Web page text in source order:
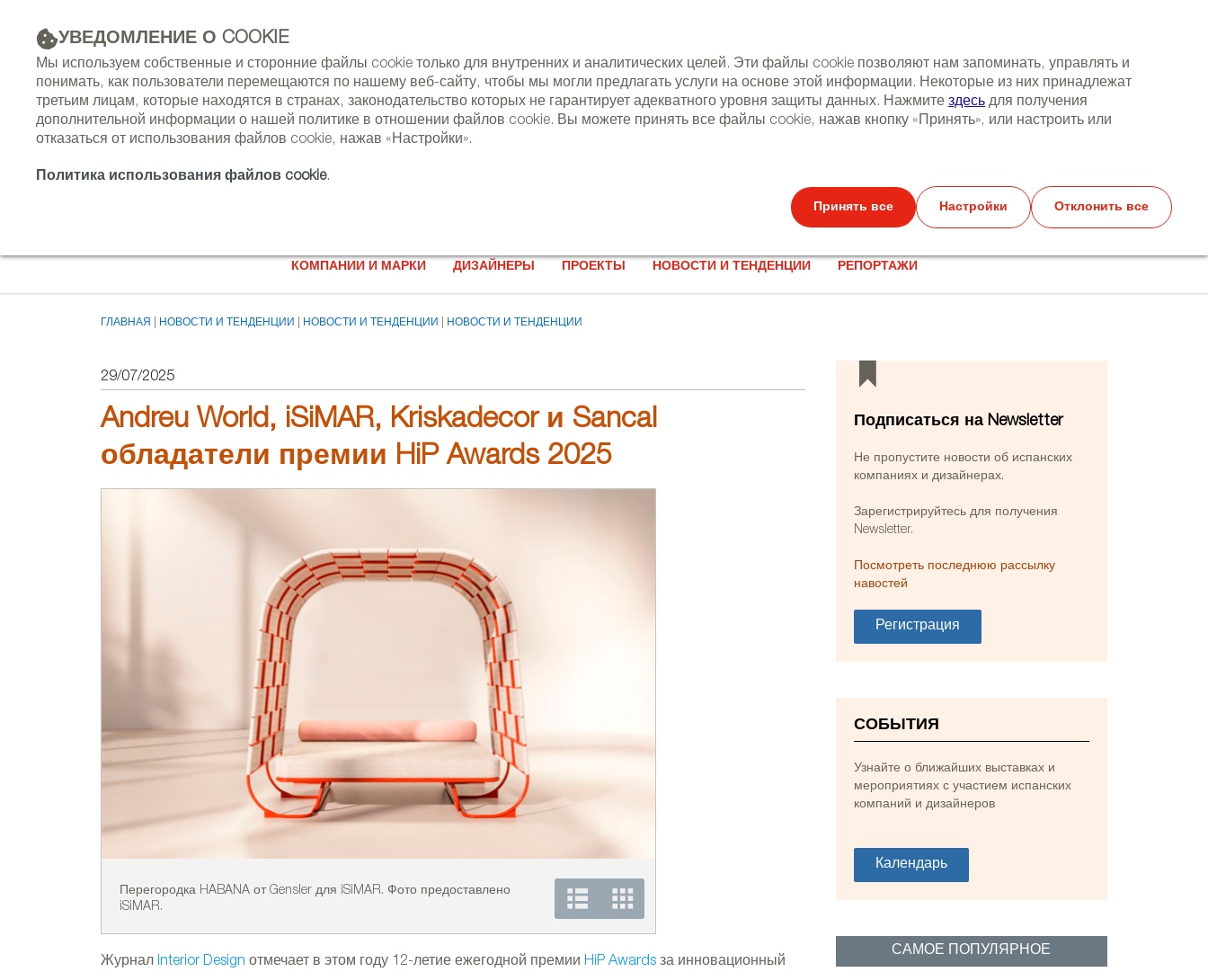
УВЕДОМЛЕНИЕ О COOKIE
Мы используем собственные и сторонние файлы cookie только для внутренних и аналитических целей. Эти файлы cookie позволяют нам запоминать, управлять и
понимать, как пользователи перемещаются по нашему веб-сайту, чтобы мы могли предлагать услуги на основе этой информации. Некоторые из них принадлежат
третьим лицам, которые находятся в странах, законодательство которых не гарантирует адекватного уровня защиты данных. Нажмите здесь для получения
дополнительной информации о нашей политике в отношении файлов cookie. Вы можете принять все файлы cookie, нажав кнопку «Принять», или настроить или
отказаться от использования файлов cookie, нажав «Настройки».
Политика использования файлов cookie.
Принять все Настройки Отклонить все
РЕКЛАМА
NEWSLETTER СОБЫТИЯ КОНТАКТЫ
Select
language
Search
КОМПАНИИ И МАРКИ ДИЗАЙНЕРЫ ПРОЕКТЫ НОВОСТИ И ТЕНДЕНЦИИ РЕПОРТАЖИ
ГЛАВНАЯ НОВОСТИ И ТЕНДЕНЦИИ НОВОСТИ И ТЕНДЕНЦИИ НОВОСТИ И ТЕНДЕНЦИИ
29/07/2025
Andreu World, iSiMAR, Kriskadecor и Sancal
обладатели премии HiP Awards 2025
Перегородка HABANA от Gensler для iSiMAR. Фото предоставлено
iSiMAR.
Журнал Interior Design отмечает в этом году 12-летие ежегодной премии HiP Awards за инновационный
Подписаться на Newsletter
Не пропустите новости об испанских
компаниях и дизайнерах.
Зарегистрируйтесь для получения
Newsletter.
Посмотреть последнюю рассылку
навостей
Регистрация
СОБЫТИЯ
Узнайте о ближайших выставках и
мероприятиях с участием испанских
компаний и дизайнеров
Календарь
САМОЕ ПОПУЛЯРНОЕ